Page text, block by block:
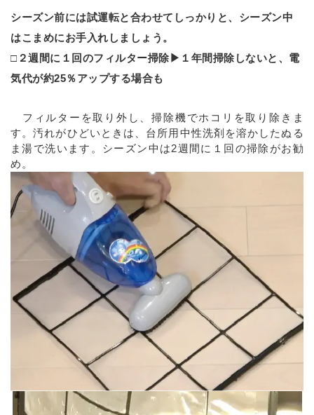
シーズン前には試運転と合わせてしっかりと、シーズン中
はこまめにお手入れしましょう。
□２週間に１回のフィルター掃除▶１年間掃除しないと、電
気代が約25％アップする場合も
フィルターを取り外し、掃除機でホコリを取り除きま
す。汚れがひどいときは、台所用中性洗剤を溶かしたぬる
ま湯で洗います。シーズン中は2週間に１回の掃除がお勧
め。